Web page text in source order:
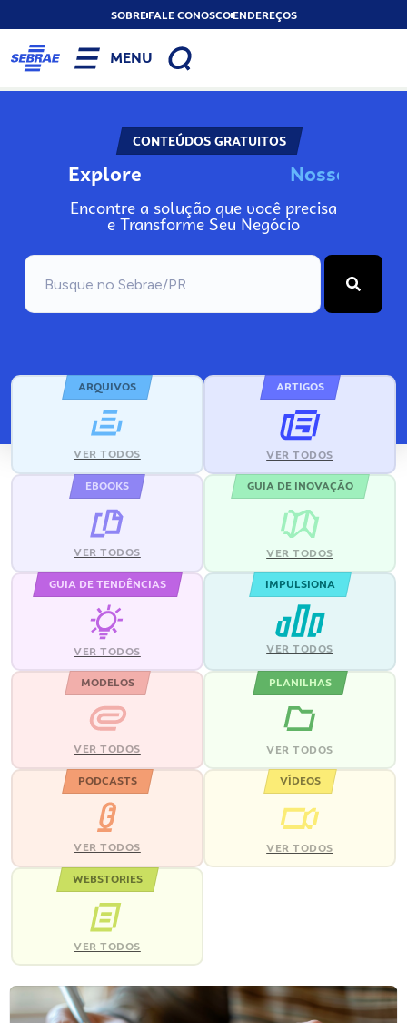
SOBREFALE CONOSCOENDEREÇOS
MENU
CONTEÚDOS GRATUITOS
Explore Nosso
Encontre a solução que você precisa
e Transforme Seu Negócio
ARQUIVOS
VER TODOS
ARTIGOS
VER TODOS
EBOOKS
VER TODOS
GUIA DE INOVAÇÃO
VER TODOS
GUIA DE TENDÊNCIAS
VER TODOS
IMPULSIONA
VER TODOS
MODELOS
VER TODOS
PLANILHAS
VER TODOS
PODCASTS
VER TODOS
VÍDEOS
VER TODOS
WEBSTORIES
VER TODOS